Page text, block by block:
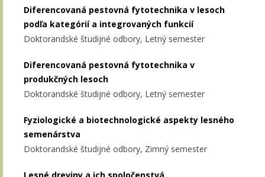
Diferencovaná pestovná fytotechnika v lesoch
podľa kategórií a integrovaných funkcií
Doktorandské študijné odbory, Letný semester
Diferencovaná pestovná fytotechnika v
produkčných lesoch
Doktorandské študijné odbory, Letný semester
Fyziologické a biotechnologické aspekty lesného
semenárstva
Doktorandské študijné odbory, Zimný semester
Lesné dreviny a ich spoločenstvá